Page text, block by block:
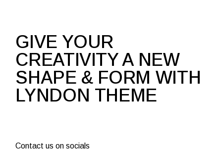
GIVE YOUR
CREATIVITY A NEW
SHAPE & FORM WITH
LYNDON THEME
Contact us on socials